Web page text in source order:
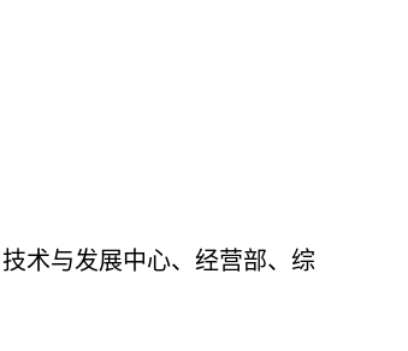
术与发展中心、经营部、综